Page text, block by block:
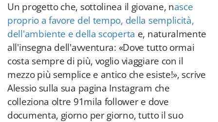
Un progetto che, sottolinea il giovane, nasce
proprio a favore del tempo, della semplicità,
dell'ambiente e della scoperta e, naturalmente
all'insegna dell'avventura: «Dove tutto ormai
costa sempre di più, voglio viaggiare con il
mezzo più semplice e antico che esiste!», scrive
Alessio sulla sua pagina Instagram che
colleziona oltre 91mila follower e dove
documenta, giorno per giorno, tutto il suo